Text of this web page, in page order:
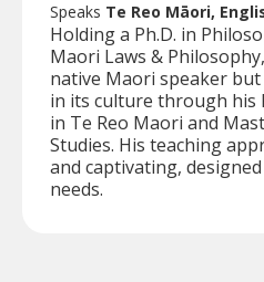
Speaks Te Reo Māori,
Holding a Ph.D. in
Maori Laws &
native Maori speaker but
in its culture through his
in Te Reo Maori and
Studies. His teaching
and captivating,
needs.